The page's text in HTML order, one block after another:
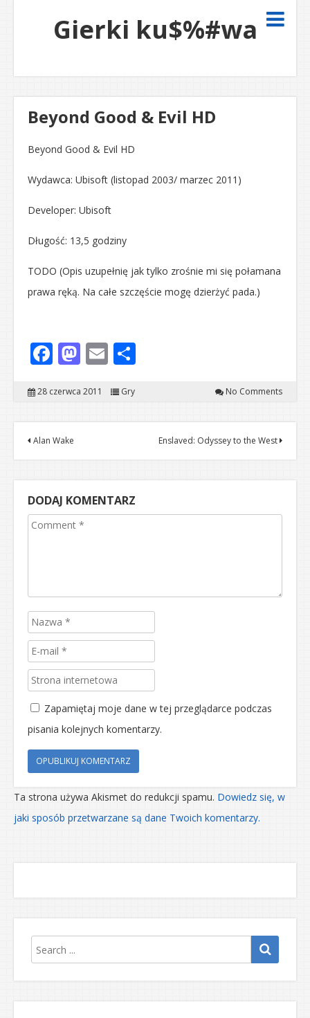
Gierki ku$%#wa
Beyond Good & Evil HD
Beyond Good & Evil HD
Wydawca: Ubisoft (listopad 2003/ marzec 2011)
Developer: Ubisoft
Długość: 13,5 godziny
TODO (Opis uzupełnię jak tylko zrośnie mi się połamana
prawa ręką. Na całe szczęście mogę dzierżyć pada.)
Facebook
Mastodon
Email
28 czerwca 2011 Gry No Comments
Alan Wake Enslaved: Odyssey to the West
DODAJ KOMENTARZ
Zapamiętaj moje dane w tej przeglądarce podczas
pisania kolejnych komentarzy.
Ta strona używa Akismet do redukcji spamu. Dowiedz się, w
jaki sposób przetwarzane są dane Twoich komentarzy.